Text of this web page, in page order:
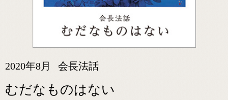
2020年8月 会長法話
むだなものはない